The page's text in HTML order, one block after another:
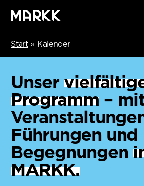
Start» Kalender
Unser
Programm–
Führungen und
Begegnungen
MARKK.